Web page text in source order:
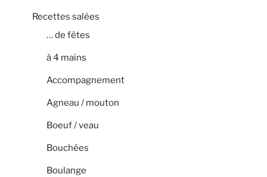
Recettes salées
… de fêtes
à 4 mains
Accompagnement
Agneau / mouton
Boeuf / veau
Bouchées
Boulange